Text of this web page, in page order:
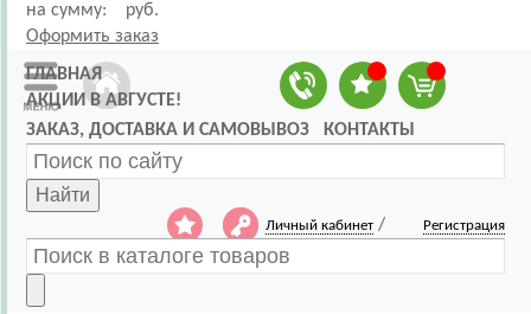
на сумму:
руб.
Оформить заказ
ГЛАВНАЯ
АКЦИИ В АВГУСТЕ!
ЗАКАЗ, ДОСТАВКА И САМОВЫВОЗ
КОНТАКТЫ
Найти
Личный кабинет / Регистрация